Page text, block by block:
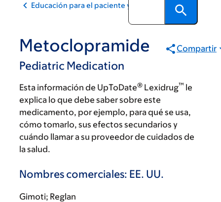
Educación para el paciente y la comunidad
Metoclopramide
Pediatric Medication
Compartir
Esta información de UpToDate® Lexidrug™ le
explica lo que debe saber sobre este
medicamento, por ejemplo, para qué se usa,
cómo tomarlo, sus efectos secundarios y
cuándo llamar a su proveedor de cuidados de
la salud.
Nombres comerciales: EE. UU.
Gimoti; Reglan